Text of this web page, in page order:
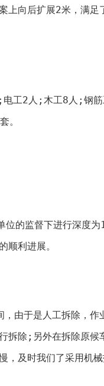
上向后扩展2米，满足
电工2人;木工8人;钢
。
位的监督下进行深度
顺利进展。
由于是人工拆除，作
拆除;另外在拆除原候
，及时我们了采用机